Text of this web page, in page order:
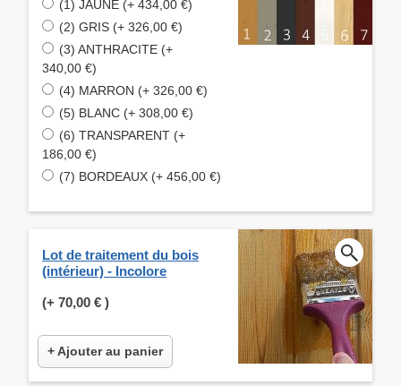
(1) JAUNE (+ 434,00 €)
(2) GRIS (+ 326,00 €)
(3) ANTHRACITE (+
340,00 €)
(4) MARRON (+ 326,00 €)
(5) BLANC (+ 308,00 €)
(6) TRANSPARENT (+
186,00 €)
(7) BORDEAUX (+ 456,00 €)
Lot de traitement du bois
(intérieur) - Incolore
(+ 70,00 € )
+ Ajouter au panier